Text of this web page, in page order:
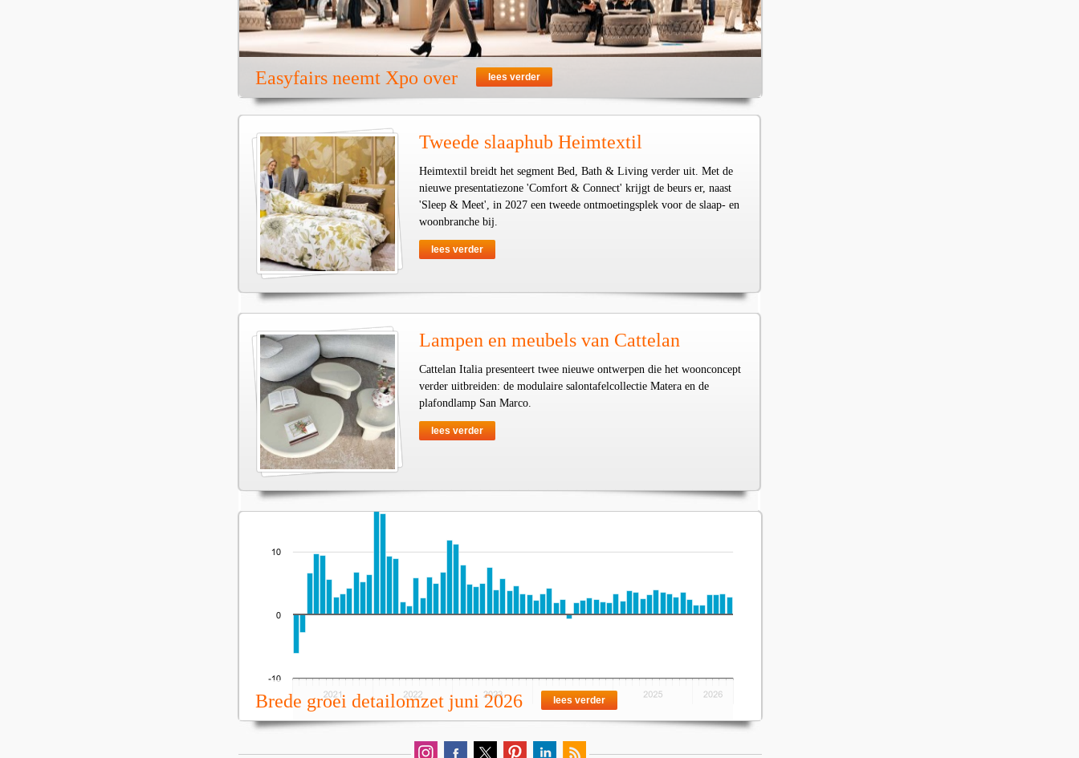
Easyfairs neemt Xpo over lees verder
Tweede slaaphub Heimtextil
Heimtextil breidt het segment Bed, Bath & Living verder uit. Met de
nieuwe presentatiezone 'Comfort & Connect' krijgt de beurs er, naast
'Sleep & Meet', in 2027 een tweede ontmoetingsplek voor de slaap- en
woonbranche bij.
lees verder
Lampen en meubels van Cattelan
Cattelan Italia presenteert twee nieuwe ontwerpen die het woonconcept
verder uitbreiden: de modulaire salontafelcollectie Matera en de
plafondlamp San Marco.
lees verder
Brede groei detailomzet juni 2026 lees verder